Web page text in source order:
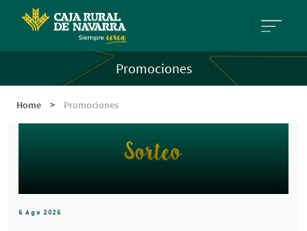
Promociones
Home > Promociones
6 Ago 2026